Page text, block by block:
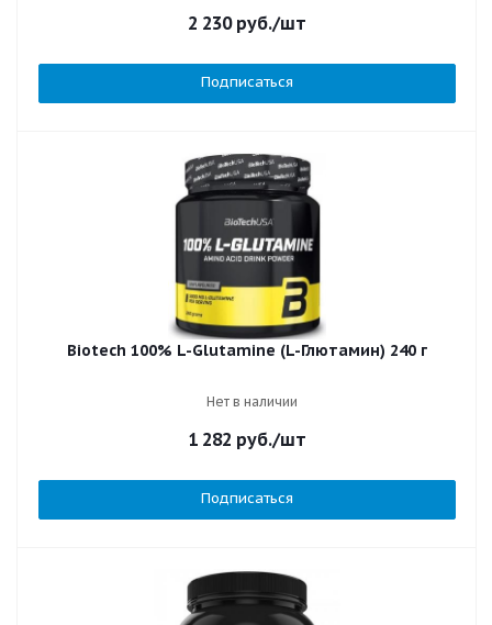
2 230руб./шт
Подписаться
Biotech 100% L-Glutamine (L-Глютамин) 240 г
Нет в наличии
1 282 руб./шт
Подписаться